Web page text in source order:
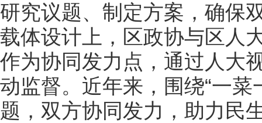
研究议题、制定方案，确保
载体设计上，区政协与区人
作为协同发力点，通过人大
动监督。近年来，围绕“一菜
题，双方协同发力，助力民